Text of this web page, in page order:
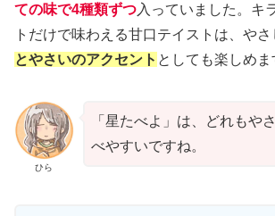
ての味で4種類ずつ入っていました。キ
トだけで味わえる甘口テイストは、やさ
とやさいのアクセント としても楽しめま
ひら
「星たべよ」は、どれもや
べやすいですね。